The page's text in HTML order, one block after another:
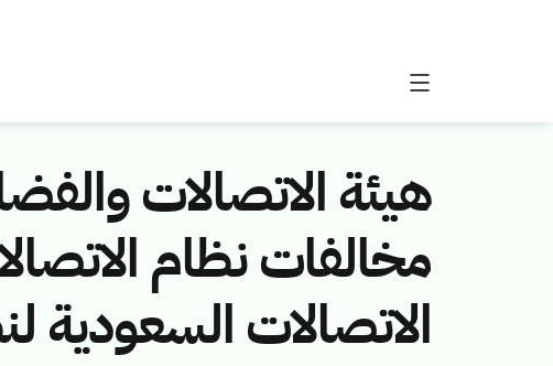
هيئة الاتصالات
الاتصالات السعودية